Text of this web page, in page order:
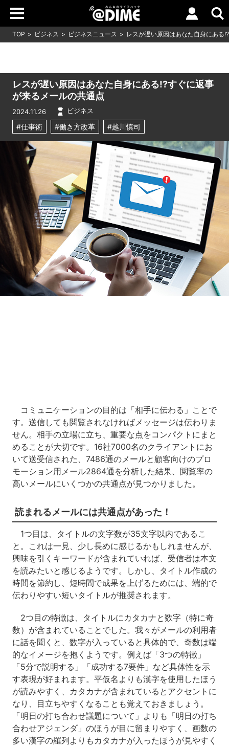
TOP ビジネス ビジネスニュース レスが遅い原因はあなた自身にある
レスが遅い原因はあなた自身にある!?すぐに返事
が来るメールの共通点
2024.11.26 ビジネス
#仕事術 #働き方改革 #越川慎司
コミュニケーションの目的は「相手に伝わる」ことで
す。送信しても閲覧されなければメッセージは伝わりま
せん。相手の立場に立ち、重要な点をコンパクトにまと
めることが大切です。16社7000名のクライアントにお
いて送受信された、7486通のメールと顧客向けのプロ
モーション用メール2864通を分析した結果、閲覧率の
高いメールにいくつかの共通点が見つかりました。
読まれるメールには共通点があった！
1つ目は、タイトルの文字数が35文字以内であるこ
と。これは一見、少し長めに感じるかもしれませんが、
興味を引くキーワードが含まれていれば、受信者は本文
を読みたいと感じるようです。しかし、タイトル作成の
時間を節約し、短時間で成果を上げるためには、端的で
伝わりやすい短いタイトルが推奨されます。
2つ目の特徴は、タイトルにカタカナと数字（特に奇
数）が含まれていることでした。我々がメールの利用者
に話を聞くと、数字が入っていると具体的で、奇数は端
的なイメージを抱くようです。例えば「3つの特徴」
「5分で説明する」「成功する7要件」など具体性を示
す表現が好まれます。平仮名よりも漢字を使用したほう
が読みやすく、カタカナが含まれているとアクセントに
なり、目立ちやすくなることも覚えておきましょう。
「明日の打ち合わせ議題について」よりも「明日の打ち
合わせアジェンダ」のほうが目に留まりやすく、画数の
多い漢字の羅列よりもカタカナが入ったほうが見やすく